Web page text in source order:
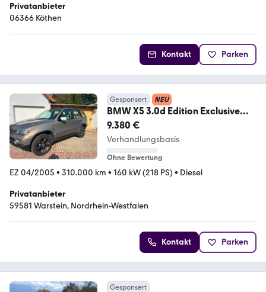
Privatanbieter
06366 Köthen
Kontakt Parken
Gesponsert NEU
BMW X5 3.0d Edition Exclusive
Edition Exclusive
9.380 €
Verhandlungsbasis
Ohne Bewertung
EZ 04/2005 • 310.000 km • 160 kW (218 PS) • Diesel
Privatanbieter
59581 Warstein, Nordrhein-Westfalen
Kontakt Parken
Gesponsert